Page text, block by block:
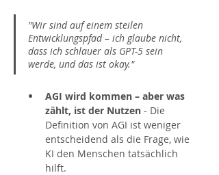
"Wir sind auf einem steilen
Entwicklungspfad – ich glaube nicht,
dass ich schlauer als GPT-5 sein
werde, und das ist okay."
AGI wird kommen – aber was
zählt, ist der Nutzen - Die
Definition von AGI ist weniger
entscheidend als die Frage, wie
KI den Menschen tatsächlich
hilft.